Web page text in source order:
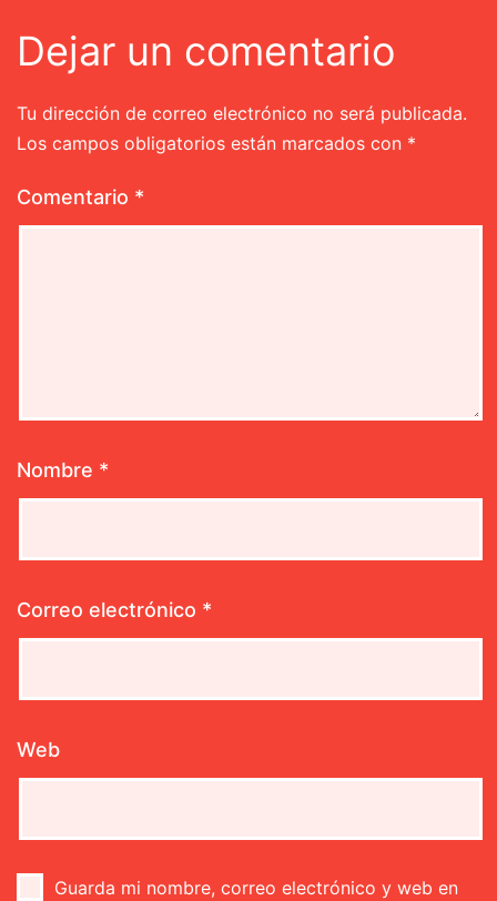
Dejar un comentario
Tu dirección de correo electrónico no será publicada.
Los campos obligatorios están marcados con *
Comentario *
Nombre *
Correo electrónico *
Web
Guarda mi nombre, correo electrónico y web en